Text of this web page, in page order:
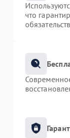
что
обязательств